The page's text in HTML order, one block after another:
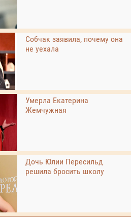
Собчак заявила, почему она
не уехала
Умерла Екатерина
Жемчужная
Дочь Юлии Пересильд
решила бросить школу